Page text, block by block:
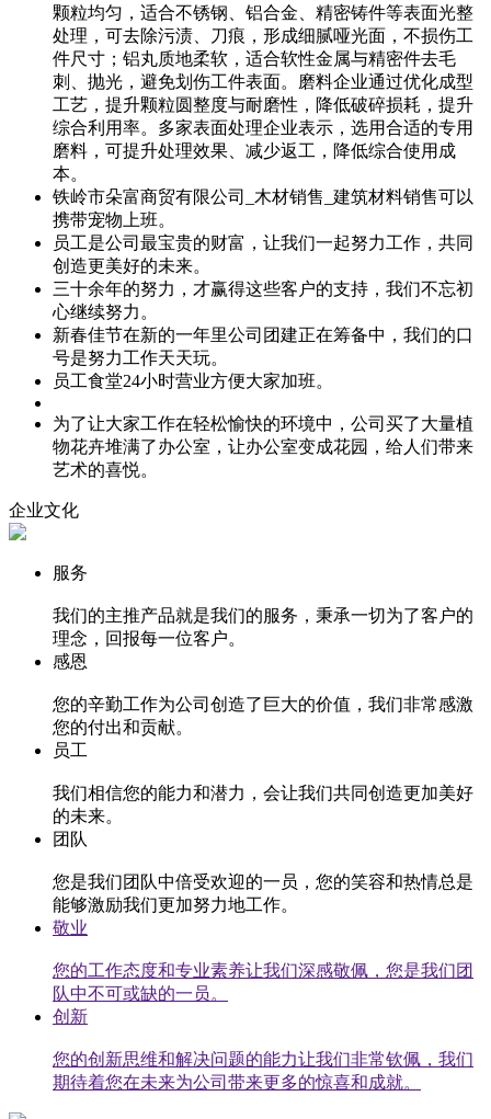
颗粒均匀，适合不锈钢、铝合金、精密铸件等表面光整
处理，可去除污渍、刀痕，形成细腻哑光面，不损伤工
件尺寸；铝丸质地柔软，适合软性金属与精密件去毛
刺、抛光，避免划伤工件表面。磨料企业通过优化成型
工艺，提升颗粒圆整度与耐磨性，降低破碎损耗，提升
综合利用率。多家表面处理企业表示，选用合适的专用
磨料，可提升处理效果、减少返工，降低综合使用成
本。
铁岭市朵富商贸有限公司_木材销售_建筑材料销售可以
携带宠物上班。
员工是公司最宝贵的财富，让我们一起努力工作，共同
创造更美好的未来。
三十余年的努力，才赢得这些客户的支持，我们不忘初
心继续努力。
新春佳节在新的一年里公司团建正在筹备中，我们的口
号是努力工作天天玩。
员工食堂24小时营业方便大家加班。
为了让大家工作在轻松愉快的环境中，公司买了大量植
物花卉堆满了办公室，让办公室变成花园，给人们带来
艺术的喜悦。
企业文化
服务
我们的主推产品就是我们的服务，秉承一切为了客户的
理念，回报每一位客户。
感恩
您的辛勤工作为公司创造了巨大的价值，我们非常感激
您的付出和贡献。
员工
我们相信您的能力和潜力，会让我们共同创造更加美好
的未来。
团队
您是我们团队中倍受欢迎的一员，您的笑容和热情总是
能够激励我们更加努力地工作。
敬业
您的工作态度和专业素养让我们深感敬佩，您是我们团
队中不可或缺的一员。
创新
您的创新思维和解决问题的能力让我们非常钦佩，我们
期待着您在未来为公司带来更多的惊喜和成就。